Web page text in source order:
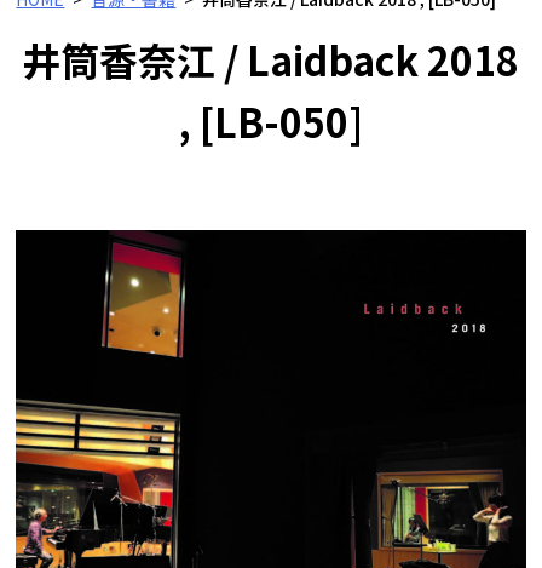
井筒香奈江 / Laidback 2018
, [LB-050]